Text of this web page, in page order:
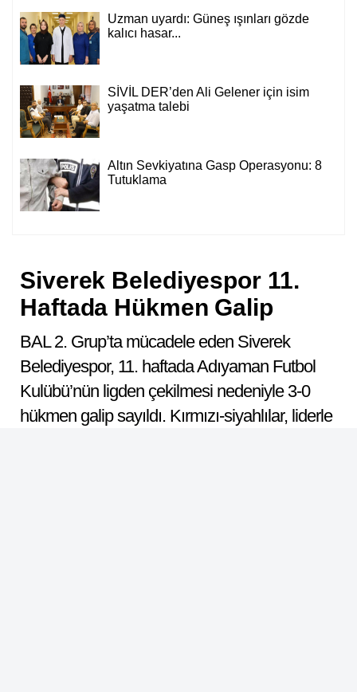
Uzman uyardı: Güneş ışınları gözde
kalıcı hasar...
SİVİL DER’den Ali Gelener için isim
yaşatma talebi
Altın Sevkiyatına Gasp Operasyonu: 8
Tutuklama
Siverek Belediyespor 11.
Haftada Hükmen Galip
BAL 2. Grup’ta mücadele eden Siverek
Belediyespor, 11. haftada Adıyaman Futbol
Kulübü’nün ligden çekilmesi nedeniyle 3-0
hükmen galip sayıldı. Kırmızı-siyahlılar, liderle